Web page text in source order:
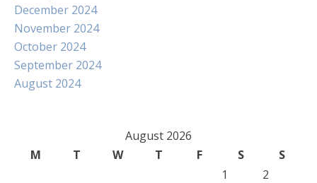
December 2024
November 2024
October 2024
September 2024
August 2024
August 2026
M
T W T F S
S
1
2